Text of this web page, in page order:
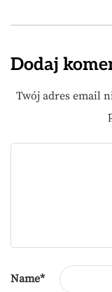
Dodaj
Twój adres email
Name*